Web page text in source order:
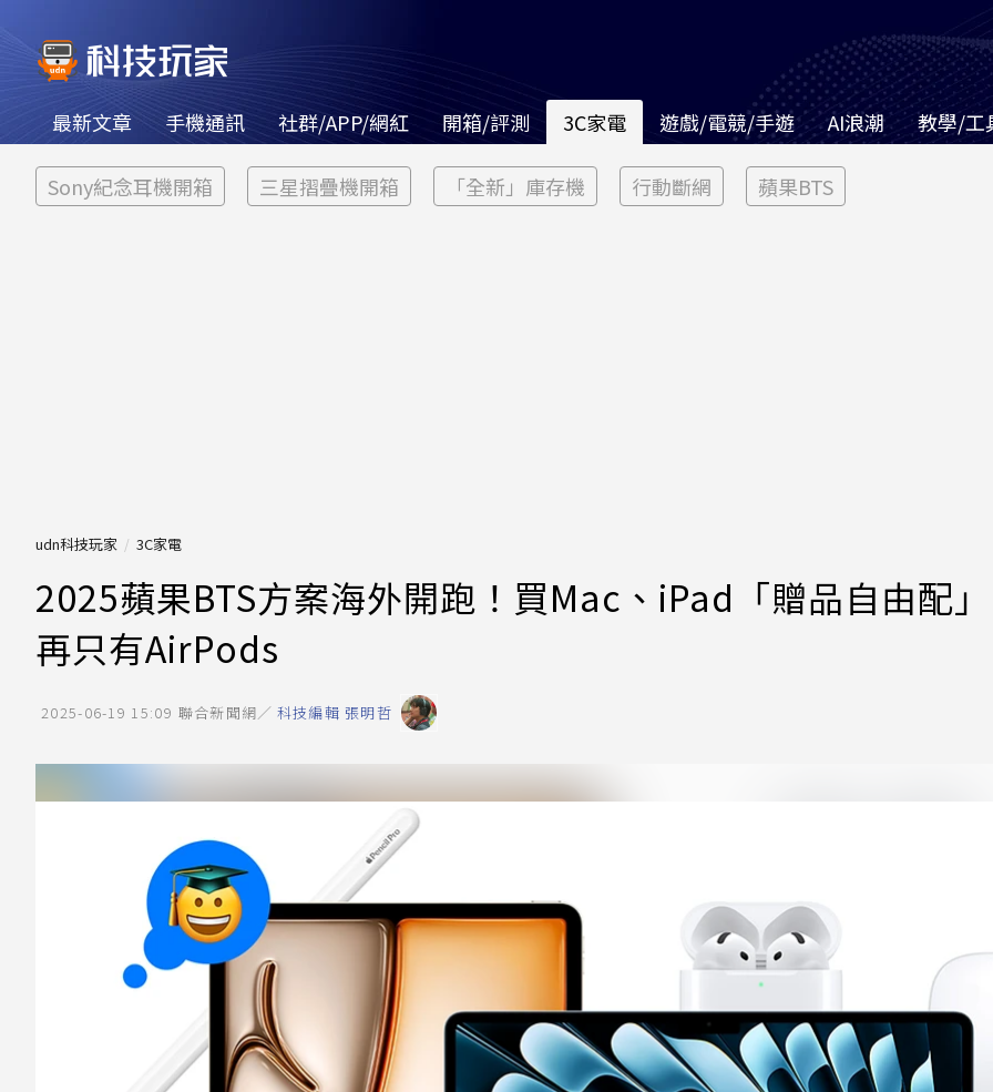
最新文章 手機通訊 社群/APP/網紅 開箱/評測 3C家電 遊戲/電競/手遊 AI浪潮 教學/工
Sony紀念耳機開箱 三星摺疊機開箱 「全新」庫存機 行動斷網 蘋果BTS
udn科技玩家 3C家電
2025蘋果BTS方案海外開跑！買Mac、iPad「贈品自由配
再只有AirPods
2025-06-19 15:09 聯合新聞網／ 科技編輯 張明哲